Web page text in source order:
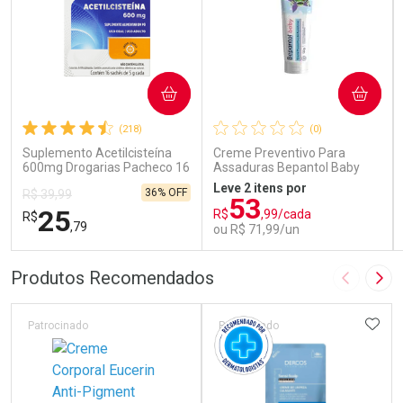
(218)
Suplemento Acetilcisteína
600mg Drogarias Pacheco 16
R$ 39,99
R$25,79
36% OFF
COMPRAR
FECHAR
FECHAR
Por Menos
(0)
Creme Preventivo Para
Assaduras Bepantol Baby
Toy Story Personagens
Sortidos 120g
Leve 2 itens por
R$53,99/cada
ou R$ 71,99/un
COMPRAR
Por Menos
Produtos Recomendados Imagem
Patrocinado Patrocinado